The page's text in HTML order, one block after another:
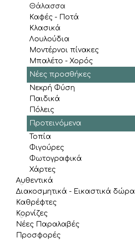
Καλύβας Γιώργος
Καραγιάννη Έβελυν
Καραδήμας Τάσος
Καραμέτας Αλέξανδρος
Κιοσέογλου Πέτρος
Κοντόπουλος Κωνσταντίνος
Κούκα Φώφη
Κουρτεσιώτης Δημήτρης
Κούτρικας Ιωάννης
Κρουμπούζος Κωνσταντίνος
Κωστούλας Κωνσταντίνος
Λιανός
Λύτρας Νικηφόρος
Μαλέας Κωνσταντίνος
Μανωλάτος Κώστας
Θάλασσα
Καφές - Ποτά
Κλασικά
Λουλούδια
Μοντέρνοι πίνακες
Μπαλέτο - Χορός
Νέες προσθήκες
Νεκρή Φύση
Παιδικά
Πόλεις
Προτειvόμενα
Τοπία
Φιγούρες
Φωτογραφικά
Χάρτες
Αυθεντικά
Διακοσμητικά - Εικαστικά δώρα
Καθρέφτες
Κορνίζες
Νέες Παραλαβές
Προσφορές